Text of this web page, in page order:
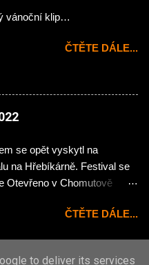
InVeins . Abych klukům
propagaci tak
u mikrofonu pak Tomáš
listopadu se poprvé
na pódiu v místním Pecka
nadsázky a přimhouřenýma
divochům Malignant Tumour
plus nechybí menší než
vánoční klip…
ČTĚTE DÁLE...
se opět vyskytl na
na Hřebíkárně. Festival se
Otevřeno v Chomutově
stejný. Néééé, že bych proti
ČTĚTE DÁLE...
to deliver its services